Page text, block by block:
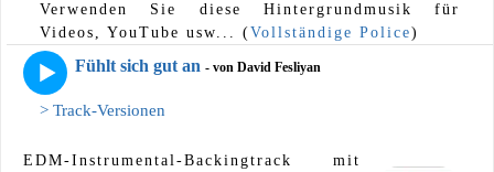
Verwenden Sie diese Hintergrundmusik für
Videos, YouTube usw... (Vollständige Police)
Fühlt sich gut an - von David Fesliyan
> Track-Versionen
EDM-Instrumental-Backingtrack mit